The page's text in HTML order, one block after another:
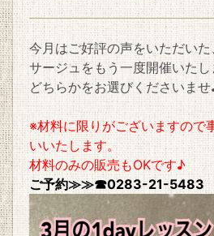
今月はご好評の声をいただい
サージュをもう一度開催いたし
どちらかをお選びくださいま
※材料に限りがございますので
いいたします。
材料のみの販売もOKです♪
ご予約≫≫☎0283-21-5483